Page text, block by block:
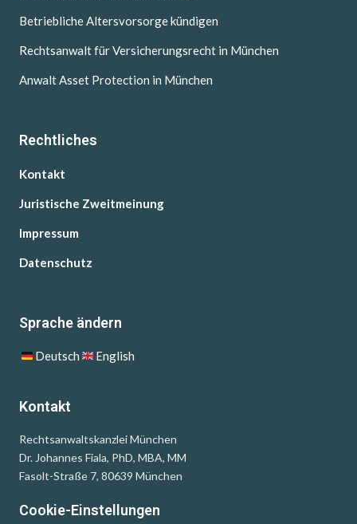
Betriebliche Altersvorsorge kündigen
Rechtsanwalt für Versicherungsrecht in München
Anwalt Asset Protection in München
Rechtliches
Kontakt
Juristische Zweitmeinung
Impressum
Datenschutz
Sprache ändern
Deutsch English
Kontakt
Rechtsanwaltskanzlei München
Dr. Johannes Fiala, PhD, MBA, MM
Fasolt-Straße 7, 80639 München
Cookie-Einstellungen